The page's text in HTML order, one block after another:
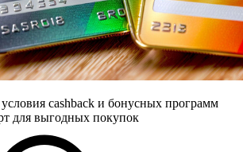
cashback и бонусных программ
для выгодных покупок